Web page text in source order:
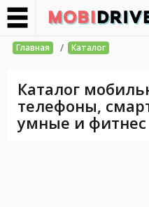
Главная / Каталог
Каталог
телефоны,
умные и фитнес